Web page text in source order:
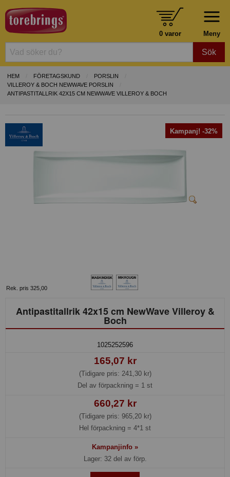
Meny
0 varor
Sök
HEM FÖRETAGSKUND
PORSLIN
VILLEROY & BOCH NEWWAVE PORSLIN
ANTIPASTITALLRIK 42X15 CM NEWWAVE VILLEROY & BOCH
Kampanj! -32%
Rek. pris 325,00
Antipastitallrik 42x15 cm NewWave Villeroy &
Boch
1025252596
165,07 kr
(Tidigare pris: 241,30 kr)
Del av förpackning = 1 st
660,27 kr
(Tidigare pris: 965,20 kr)
Hel förpackning = 4*1 st
Kampanjinfo »
Lager: 32 del av förp.